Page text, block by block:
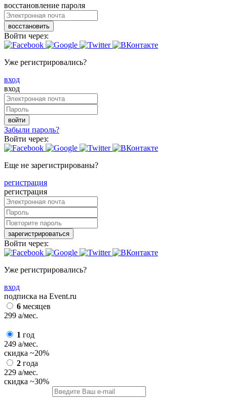
восстановление пароля
восстановить
Войти через:
Уже регистрировались?
вход
вход
войти
Забыли пароль?
Войти через:
Еще не зарегистрированы?
регистрация
регистрация
зарегистрироваться
Войти через:
Уже регистрировались?
вход
подписка на Event.ru
6 месяцев
299 a/мес.
1 год
249 a/мес.
скидка ~20%
2 года
229 a/мес.
скидка ~30%